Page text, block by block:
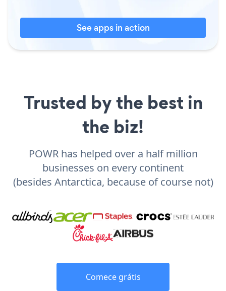
See apps in action
Trusted by the best in
the biz!
POWR has helped over a half million
businesses on every continent
(besides Antarctica, because of course not)
Comece grátis